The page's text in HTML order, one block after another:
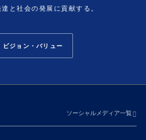
と社会の発展に貢献する。
ジョン・バリュー
ソーシャルメディア一覧